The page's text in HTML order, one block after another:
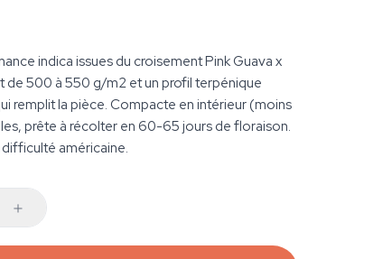
indica issues du croisement Pink Guava x
de 500 à 550 g/m2 et un profil terpénique
remplit la pièce. Compacte en intérieur (moins
prête à récolter en 60-65 jours de floraison.
américaine.